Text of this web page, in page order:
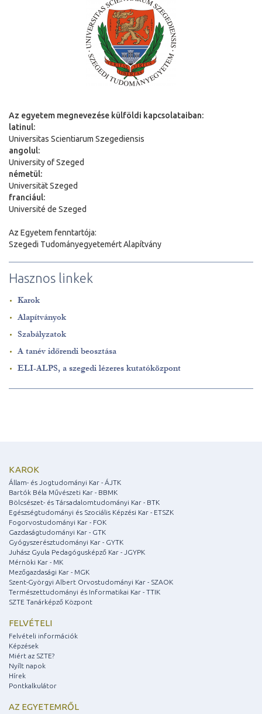
Az egyetem megnevezése külföldi kapcsolataiban:
latinul:
Universitas Scientiarum Szegediensis
angolul:
University of Szeged
németül:
Universität Szeged
franciául:
Université de Szeged
Az Egyetem fenntartója:
Szegedi Tudományegyetemért Alapítvány
Hasznos linkek
Karok
Alapítványok
Szabályzatok
A tanév időrendi beosztása
ELI-ALPS, a szegedi lézeres kutatóközpont
KAROK
Állam- és Jogtudományi Kar - ÁJTK
Bartók Béla Művészeti Kar - BBMK
Bölcsészet- és Társadalomtudományi Kar - BTK
Egészségtudományi és Szociális Képzési Kar - ETSZK
Fogorvostudományi Kar - FOK
Gazdaságtudományi Kar - GTK
Gyógyszerésztudományi Kar - GYTK
Juhász Gyula Pedagógusképző Kar - JGYPK
Mérnöki Kar - MK
Mezőgazdasági Kar - MGK
Szent-Györgyi Albert Orvostudományi Kar - SZAOK
Természettudományi és Informatikai Kar - TTIK
SZTE Tanárképző Központ
FELVÉTELI
Felvételi információk
Képzések
Miért az SZTE?
Nyílt napok
Hírek
Pontkalkulátor
AZ EGYETEMRŐL